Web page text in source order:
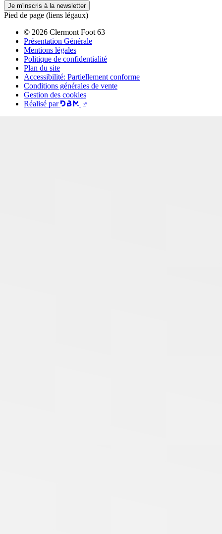
Je m'inscris à la newsletter
Pied de page (liens légaux)
© 2026 Clermont Foot 63
Présentation Générale
Mentions légales
Politique de confidentialité
Plan du site
Accessibilité: Partiellement conforme
Conditions générales de vente
Gestion des cookies
Réalisé par